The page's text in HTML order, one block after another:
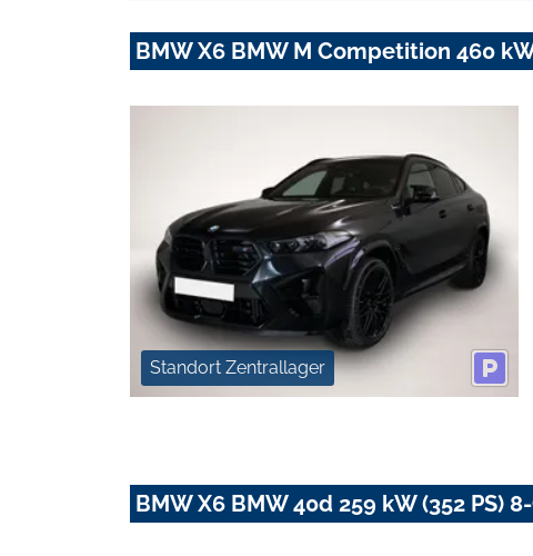
BMW X6 BMW M Competition 460
Standort Zentrallager
BMW X6 BMW 40d 259 kW (352 PS)